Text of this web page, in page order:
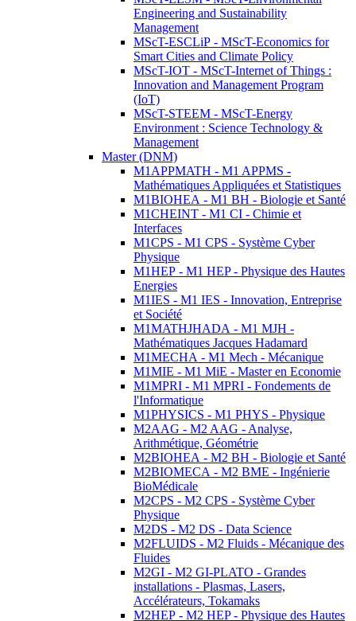
Engineering and Sustainability
Management
MScT-ESCLiP - MScT-Economics for
Smart Cities and Climate Policy
MScT-IOT - MScT-Internet of Things :
Innovation and Management Program
(IoT)
MScT-STEEM - MScT-Energy
Environment : Science Technology &
Management
Master (DNM)
M1APPMATH - M1 APPMS -
Mathématiques Appliquées et Statistiques
M1BIOHEA - M1 BH - Biologie et Santé
M1CHEINT - M1 CI - Chimie et
Interfaces
M1CPS - M1 CPS - Système Cyber
Physique
M1HEP - M1 HEP - Physique des Hautes
Energies
M1IES - M1 IES - Innovation, Entreprise
et Société
M1MATHJHADA - M1 MJH -
Mathématiques Jacques Hadamard
M1MECHA - M1 Mech - Mécanique
M1MIE - M1 MiE - Master en Economie
M1MPRI - M1 MPRI - Fondements de
l'Informatique
M1PHYSICS - M1 PHYS - Physique
M2AAG - M2 AAG - Analyse,
Arithmétique, Géométrie
M2BIOHEA - M2 BH - Biologie et Santé
M2BIOMECA - M2 BME - Ingénierie
BioMédicale
M2CPS - M2 CPS - Système Cyber
Physique
M2DS - M2 DS - Data Science
M2FLUIDS - M2 Fluids - Mécanique des
Fluides
M2GI - M2 GI-PLATO - Grandes
installations - Plasmas, Lasers,
Accélérateurs, Tokamaks
M2HEP - M2 HEP - Physique des Hautes